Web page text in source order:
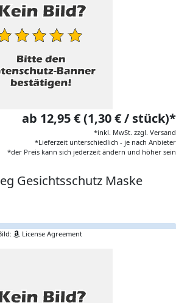
ab 12,95 € (1,30 € / stück)*
*inkl. MwSt. zzgl. Versand
*Lieferzeit unterschiedlich - je nach Anbieter
*der Preis kann sich jederzeit ändern und höher sein
Gesichtsschutz Maske
License Agreement